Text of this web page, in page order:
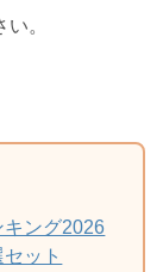
。
キング2026
ット